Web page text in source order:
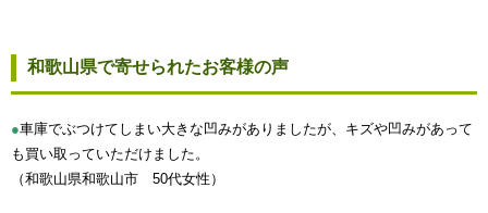
和歌山県で寄せられたお客様の声
●車庫でぶつけてしまい大きな凹みがありましたが、キズや凹みがあって
も買い取っていただけました。
（和歌山県和歌山市 50代女性）